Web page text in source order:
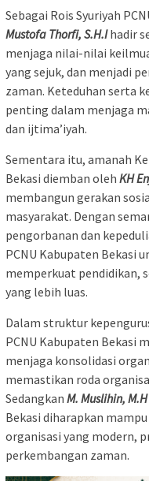
Sebagai Rois Syuriyah
Mustofa Thorfi, S.H.Ihadir
menjaga nilai-nilai
yang sejuk, dan menjadi
zaman. Keteduhan serta
penting dalam menjaga
dan ijtima’iyah.
Sementara itu, amanah
Bekasi diemban oleh KH
membangun gerakan
masyarakat. Dengan
pengorbanan dan
PCNU Kabupaten Bekasi
memperkuat pendidikan,
yang lebih luas.
Dalam struktur
PCNU Kabupaten Bekasi
menjaga konsolidasi
memastikan roda
Sedangkan M. Muslihin, M.H
Bekasi diharapkan
organisasi yang modern,
perkembangan zaman.